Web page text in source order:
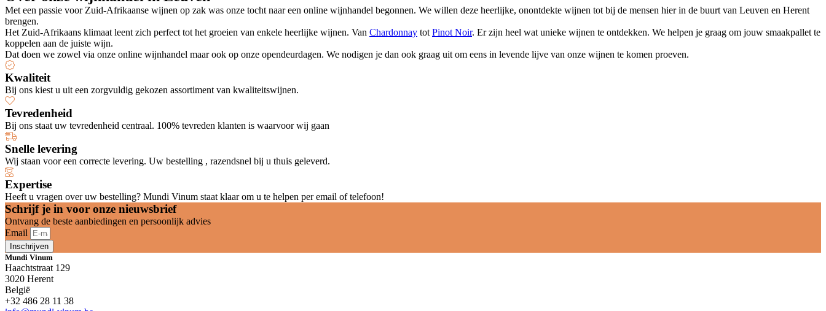
Met een passie voor Zuid-Afrikaanse wijnen op zak was onze tocht naar een online wijnhandel begonnen. We willen deze heerlijke, onontdekte wijnen tot bij de mensen hier in de buurt van Leuven en Herent
brengen.
Het Zuid-Afrikaans klimaat leent zich perfect tot het groeien van enkele heerlijke wijnen. Van Chardonnay tot Pinot Noir. Er zijn heel wat unieke wijnen te ontdekken. We helpen je graag om jouw smaakpallet te
koppelen aan de juiste wijn.
Dat doen we zowel via onze online wijnhandel maar ook op onze opendeurdagen. We nodigen je dan ook graag uit om eens in levende lijve van onze wijnen te komen proeven.
Kwaliteit
Bij ons kiest u uit een zorgvuldig gekozen assortiment van kwaliteitswijnen.
Tevredenheid
Bij ons staat uw tevredenheid centraal. 100% tevreden klanten is waarvoor wij gaan
Snelle levering
Wij staan voor een correcte levering. Uw bestelling , razendsnel bij u thuis geleverd.
Expertise
Heeft u vragen over uw bestelling? Mundi Vinum staat klaar om u te helpen per email of telefoon!
Schrijf je in voor onze nieuwsbrief
Ontvang de beste aanbiedingen en persoonlijk advies
Email
Inschrijven
Mundi Vinum
Haachtstraat 129
3020 Herent
België
+32 486 28 11 38